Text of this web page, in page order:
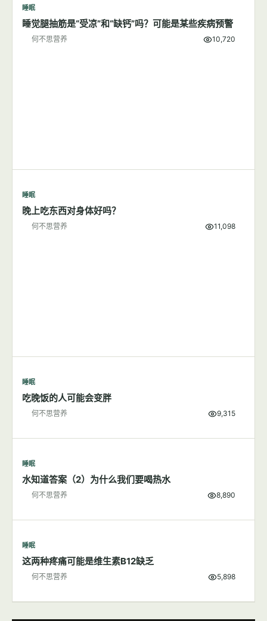
睡眠
睡觉腿抽筋是“受凉”和“缺钙”吗？可能是某些疾病预警
何不思营养 10,720
睡眠
晚上吃东西对身体好吗？
何不思营养 11,098
睡眠
吃晚饭的人可能会变胖
何不思营养 9,315
睡眠
水知道答案（2）为什么我们要喝热水
何不思营养 8,890
睡眠
这两种疼痛可能是维生素B12缺乏
何不思营养 5,898